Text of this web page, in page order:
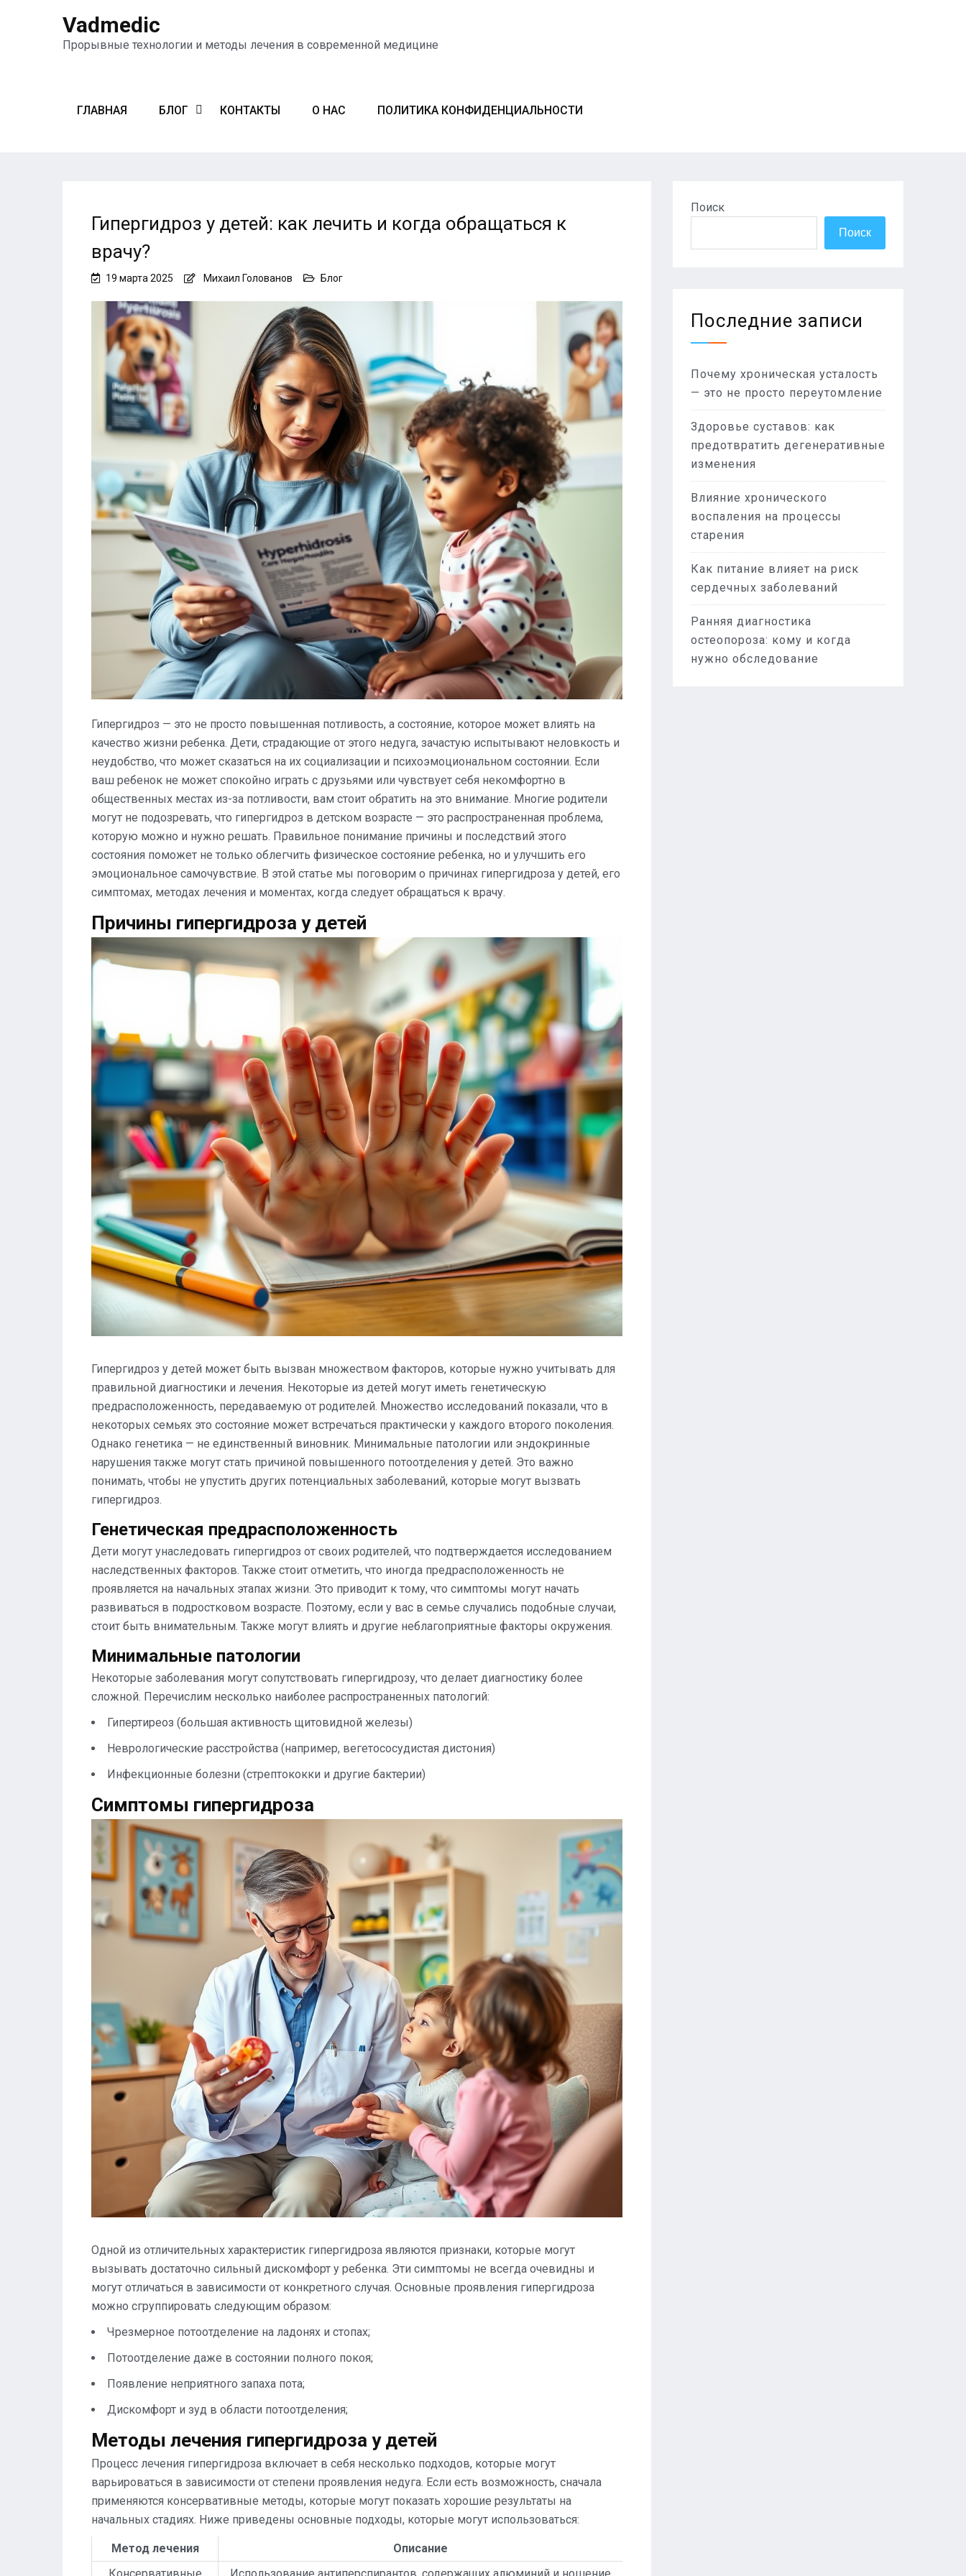
Vadmedic
Прорывные технологии и методы лечения в современной медицине
ГЛАВНАЯ БЛОГ КОНТАКТЫ О НАС ПОЛИТИКА КОНФИДЕНЦИАЛЬНОСТИ
Гипергидроз у детей: как лечить и когда обращаться к
врачу?
19 марта 2025 Михаил Голованов Блог
Гипергидроз — это не просто повышенная потливость, а состояние, которое может влиять на
качество жизни ребенка. Дети, страдающие от этого недуга, зачастую испытывают неловкость и
неудобство, что может сказаться на их социализации и психоэмоциональном состоянии. Если
ваш ребенок не может спокойно играть с друзьями или чувствует себя некомфортно в
общественных местах из-за потливости, вам стоит обратить на это внимание. Многие родители
могут не подозревать, что гипергидроз в детском возрасте — это распространенная проблема,
которую можно и нужно решать. Правильное понимание причины и последствий этого
состояния поможет не только облегчить физическое состояние ребенка, но и улучшить его
эмоциональное самочувствие. В этой статье мы поговорим о причинах гипергидроза у детей, его
симптомах, методах лечения и моментах, когда следует обращаться к врачу.
Причины гипергидроза у детей
Гипергидроз у детей может быть вызван множеством факторов, которые нужно учитывать для
правильной диагностики и лечения. Некоторые из детей могут иметь генетическую
предрасположенность, передаваемую от родителей. Множество исследований показали, что в
некоторых семьях это состояние может встречаться практически у каждого второго поколения.
Однако генетика — не единственный виновник. Минимальные патологии или эндокринные
нарушения также могут стать причиной повышенного потоотделения у детей. Это важно
понимать, чтобы не упустить других потенциальных заболеваний, которые могут вызвать
гипергидроз.
Генетическая предрасположенность
Дети могут унаследовать гипергидроз от своих родителей, что подтверждается исследованием
наследственных факторов. Также стоит отметить, что иногда предрасположенность не
проявляется на начальных этапах жизни. Это приводит к тому, что симптомы могут начать
развиваться в подростковом возрасте. Поэтому, если у вас в семье случались подобные случаи,
стоит быть внимательным. Также могут влиять и другие неблагоприятные факторы окружения.
Минимальные патологии
Некоторые заболевания могут сопутствовать гипергидрозу, что делает диагностику более
сложной. Перечислим несколько наиболее распространенных патологий:
Гипертиреоз (большая активность щитовидной железы)
Неврологические расстройства (например, вегетососудистая дистония)
Инфекционные болезни (стрептококки и другие бактерии)
Симптомы гипергидроза
Одной из отличительных характеристик гипергидроза являются признаки, которые могут
вызывать достаточно сильный дискомфорт у ребенка. Эти симптомы не всегда очевидны и
могут отличаться в зависимости от конкретного случая. Основные проявления гипергидроза
можно сгруппировать следующим образом:
Чрезмерное потоотделение на ладонях и стопах;
Потоотделение даже в состоянии полного покоя;
Появление неприятного запаха пота;
Дискомфорт и зуд в области потоотделения;
Методы лечения гипергидроза у детей
Процесс лечения гипергидроза включает в себя несколько подходов, которые могут
варьироваться в зависимости от степени проявления недуга. Если есть возможность, сначала
применяются консервативные методы, которые могут показать хорошие результаты на
начальных стадиях. Ниже приведены основные подходы, которые могут использоваться:
Метод лечения
Описание
Поиск
Поиск
Последние записи
Почему хроническая усталость
— это не просто переутомление
Здоровье суставов: как
предотвратить дегенеративные
изменения
Влияние хронического
воспаления на процессы
старения
Как питание влияет на риск
сердечных заболеваний
Ранняя диагностика
остеопороза: кому и когда
нужно обследование